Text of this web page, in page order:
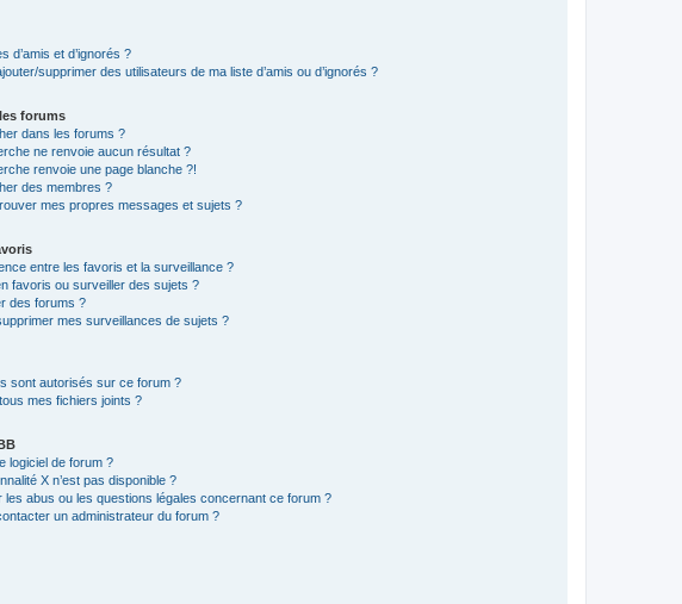
d’amis et d’ignorés ?
supprimer des utilisateurs de ma liste d’amis ou d’ignorés ?
forums
dans les forums ?
ne renvoie aucun résultat ?
renvoie une page blanche ?!
des membres ?
mes propres messages et sujets ?
entre les favoris et la surveillance ?
favoris ou surveiller des sujets ?
des forums ?
mes surveillances de sujets ?
sont autorisés sur ce forum ?
mes fichiers joints ?
logiciel de forum ?
X n’est pas disponible ?
les abus ou les questions légales concernant ce forum ?
un administrateur du forum ?